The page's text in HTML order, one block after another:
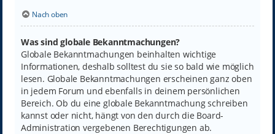
Nach oben
Was sind globale Bekanntmachungen?
Globale Bekanntmachungen beinhalten wichtige
Informationen, deshalb solltest du sie so bald wie möglich
lesen. Globale Bekanntmachungen erscheinen ganz oben
in jedem Forum und ebenfalls in deinem persönlichen
Bereich. Ob du eine globale Bekanntmachung schreiben
kannst oder nicht, hängt von den durch die Board-
Administration vergebenen Berechtigungen ab.